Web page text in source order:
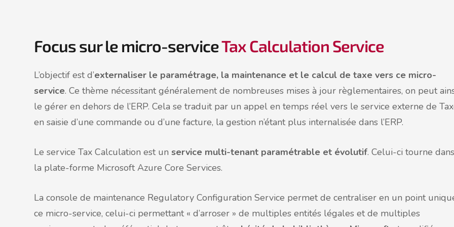
Focus sur le micro-serviceTax Calculation Service
L’objectif est d’externaliser le paramétrage, la maintenance et le calcul de taxe vers ce micro-
service. Ce thème nécessitant généralement de nombreuses mises à jour règlementaires, on peut
le gérer en dehors de l’ERP. Cela se traduit par un appel en temps réel vers le service externe de
en saisie d’une commande ou d’une facture, la gestion n’étant plus internalisée dans l’ERP.
Le service Tax Calculation est un service multi-tenant paramétrable et évolutif. Celui-ci tourne dans
la plate-forme Microsoft Azure Core Services.
La console de maintenance Regulatory Configuration Service permet de centraliser en un point
ce micro-service, celui-ci permettant « d’arroser » de multiples entités légales et de multiples